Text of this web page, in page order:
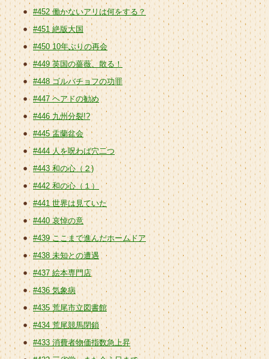
#452 働かないアリは何をする？
#451 絶版大国
#450 10年ぶりの再会
#449 英国の薔薇、散る！
#448 ゴルバチョフの功罪
#447 ヘアドの勧め
#446 九州分裂!?
#445 盂蘭盆会
#444 人を呪わば穴二つ
#443 和の心（２)
#442 和の心（１）
#441 世界は見ていた
#440 哀悼の意
#439 ここまで進んだホームドア
#438 未知との遭遇
#437 絵本専門店
#436 気象病
#435 荒尾市立図書館
#434 荒尾競馬閉鎖
#433 消費者物価指数急上昇